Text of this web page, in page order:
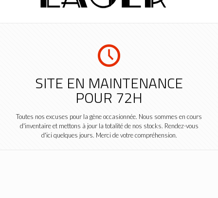
SITE EN MAINTENANCE
POUR 72H
Toutes nos excuses pour la gène occasionnée. Nous sommes en cours
d'inventaire et mettons à jour la totalité de nos stocks. Rendez-vous
d'ici quelques jours. Merci de votre compréhension.